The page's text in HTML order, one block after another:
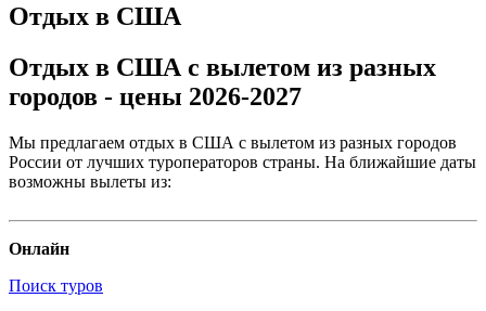
Отдых в США
Отдых в США с вылетом из разных
городов - цены 2026-2027
Мы предлагаем отдых в США с вылетом из разных городов
России от лучших туроператоров страны. На ближайшие даты
возможны вылеты из:
Онлайн
Поиск туров